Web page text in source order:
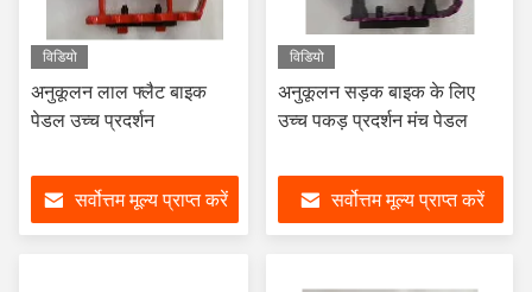
विडियो
अनुकूलन लाल फ्लैट बाइक
पेडल उच्च प्रदर्शन
सर्वोत्तम मूल्य प्राप्त करें
विडियो
अनुकूलन सड़क बाइक के लिए
उच्च पकड़ प्रदर्शन मंच पेडल
सर्वोत्तम मूल्य प्राप्त करें